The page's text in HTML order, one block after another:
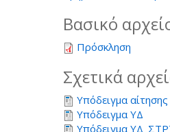
Βασικό
Πρόσκληση
Σχετικά
Υπόδειγμα αίτησης
Υπόδειγμα ΥΔ
Υπόδειγμα